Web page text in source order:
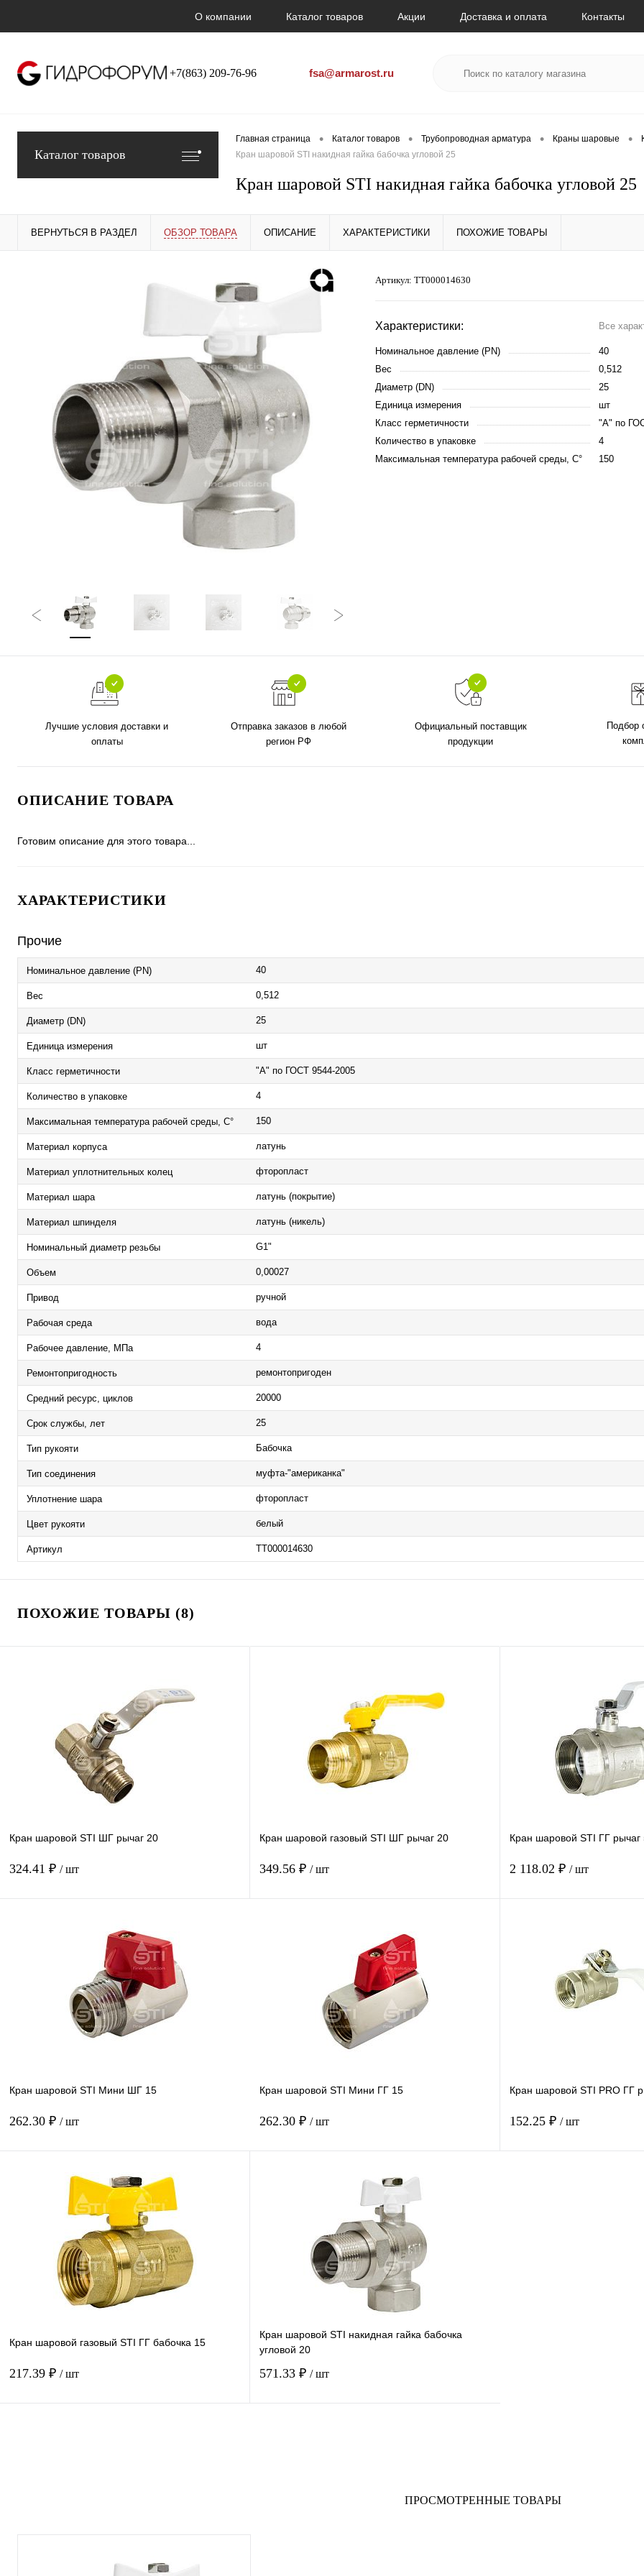
О компании Каталог товаров Акции Доставка и оплата Контакты
+7(863) 209-76-96 fsa@armarost.ru
Каталог товаров
Главная страница • Каталог товаров • Трубопроводная арматура • Краны шаровые •
Кран шаровой STI накидная гайка бабочка угловой 25
Кран шаровой STI накидная гайка бабочка угловой 25
ВЕРНУТЬСЯ В РАЗДЕЛ ОБЗОР ТОВАРА ОПИСАНИЕ ХАРАКТЕРИСТИКИ ПОХОЖИЕ ТОВАРЫ
Артикул: ТТ000014630
Характеристики: Все
Номинальное давление (PN)
40
Вес
0,512
Диаметр (DN)
25
Единица измерения
шт
Класс герметичности
"А" по
Количество в упаковке
4
Максимальная температура рабочей среды, С°
150
Лучшие условия доставки и
оплаты
Отправка заказов в любой
регион РФ
Официальный поставщик
продукции
Подбор
ОПИСАНИЕ ТОВАРА
Готовим описание для этого товара...
ХАРАКТЕРИСТИКИ
Прочие
Номинальное давление (PN) 40
Вес 0,512
Диаметр (DN) 25
Единица измерения шт
Класс герметичности "А" по ГОСТ 9544-2005
Количество в упаковке 4
Максимальная температура рабочей среды, С° 150
Материал корпуса латунь
Материал уплотнительных колец фторопласт
Материал шара латунь (покрытие)
Материал шпинделя латунь (никель)
Номинальный диаметр резьбы G1"
Объем 0,00027
Привод ручной
Рабочая среда вода
Рабочее давление, МПа 4
Ремонтопригодность ремонтопригоден
Средний ресурс, циклов 20000
Срок службы, лет 25
Тип рукояти Бабочка
Тип соединения муфта-"американка"
Уплотнение шара фторопласт
Цвет рукояти белый
Артикул ТТ000014630
ПОХОЖИЕ ТОВАРЫ (8)
Кран шаровой STI ШГ рычаг 20
324.41 ₽ / шт
Купить в 1 клик
В наличии
Кран шаровой газовый STI ШГ рычаг 20
349.56 ₽ / шт
Купить в 1 клик
В наличии
Кран шаровой STI ГГ рычаг
2 118.02 ₽ / шт
В наличии
Кран шаровой STI Мини ШГ 15
262.30 ₽ / шт
Купить в 1 клик
В наличии
Кран шаровой STI Мини ГГ 15
262.30 ₽ / шт
Купить в 1 клик
В наличии
Кран шаровой STI PRO ГГ
152.25 ₽ / шт
Кран шаровой газовый STI ГГ бабочка 15
217.39 ₽ / шт
Кран шаровой STI накидная гайка бабочка
угловой 20
571.33 ₽ / шт
ПРОСМОТРЕННЫЕ ТОВАРЫ